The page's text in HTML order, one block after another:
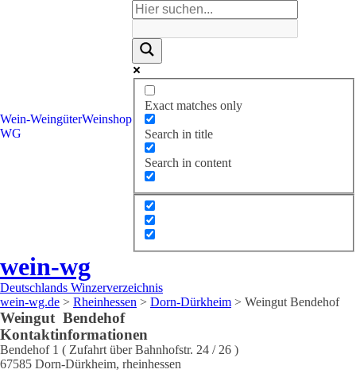
Wein-
WG
WeingüterWeinshop
Exact matches only
Search in title
Search in content
wein-wg
Deutschlands Winzerverzeichnis
wein-wg.de > Rheinhessen > Dorn-Dürkheim > Weingut Bendehof
Weingut Bendehof
Kontaktinformationen
Bendehof 1 ( Zufahrt über Bahnhofstr. 24 / 26 )
67585 Dorn-Dürkheim, rheinhessen